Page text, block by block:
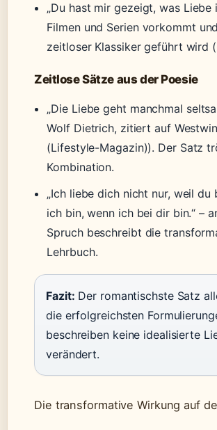
„Du hast mir gezeigt, was Liebe
Filmen und Serien vorkommt
zeitloser Klassiker geführt wird
Zeitlose Sätze aus der Poesie
„Die Liebe geht manchmal
Wolf Dietrich, zitiert auf
(Lifestyle-Magazin)). Der Satz
Kombination.
„Ich liebe dich nicht nur, weil
ich bin, wenn ich bei dir bin.“ –
Spruch beschreibt die
Lehrbuch.
Fazit: Der romantischste Satz
die erfolgreichsten
beschreiben keine idealisierte
verändert.
Die transformative Wirkung auf